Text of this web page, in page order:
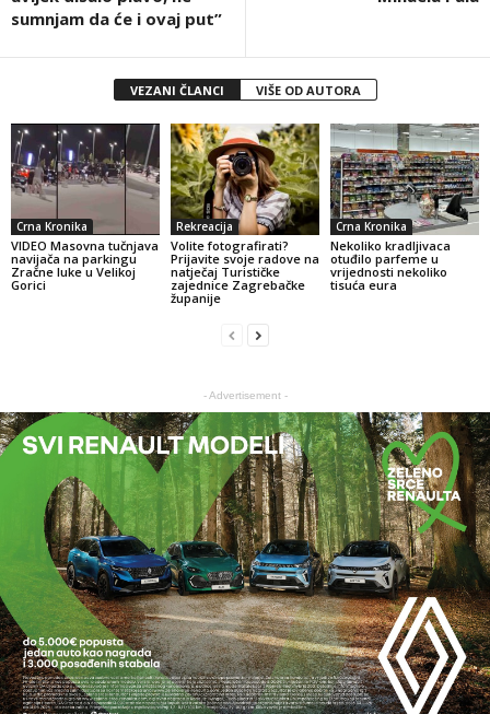
sumnjam da će i ovaj put”
VEZANI ČLANCI VIŠE OD AUTORA
Crna Kronika
VIDEO Masovna tučnjava
navijača na parkingu
Zračne luke u Velikoj
Gorici
Rekreacija
Volite fotografirati?
Prijavite svoje radove na
natječaj Turističke
zajednice Zagrebačke
županije
Crna Kronika
Nekoliko kradljivaca
otuđilo parfeme u
vrijednosti nekoliko
tisuća eura
- Advertisement -